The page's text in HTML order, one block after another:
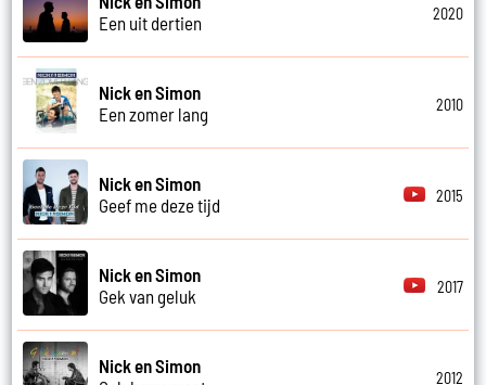
Een uit dertien
2020
Nick en Simon
Een zomer lang
2010
Nick en Simon
Geef me deze tijd
2015
Nick en Simon
Gek van geluk
2017
Nick en Simon
2012